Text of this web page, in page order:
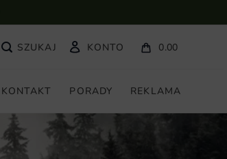
KONTO 0.00
KONTAKT PORADY REKLAMA